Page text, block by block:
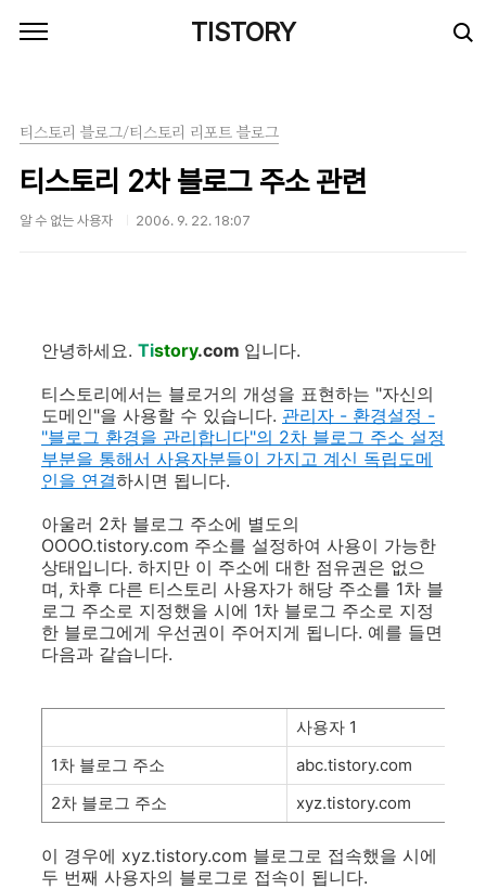
TISTORY
티스토리 블로그/티스토리 리포트 블로그
티스토리 2차 블로그 주소 관련
알 수 없는 사용자 2006. 9. 22. 18:07
안녕하세요. Tistory.com 입니다.
티스토리에서는 블로거의 개성을 표현하는 "자신의
도메인"을 사용할 수 있습니다. 관리자 - 환경설정 -
"블로그 환경을 관리합니다"의 2차 블로그 주소 설정
부분을 통해서 사용자분들이 가지고 계신 독립도메
인을 연결하시면 됩니다.
아울러 2차 블로그 주소에 별도의
OOOO.tistory.com 주소를 설정하여 사용이 가능한
상태입니다. 하지만 이 주소에 대한 점유권은 없으
며, 차후 다른 티스토리 사용자가 해당 주소를 1차 블
로그 주소로 지정했을 시에 1차 블로그 주소로 지정
한 블로그에게 우선권이 주어지게 됩니다. 예를 들면
다음과 같습니다.
사용자 1
1차 블로그 주소
abc.tistory.com
2차 블로그 주소
xyz.tistory.com
이 경우에 xyz.tistory.com 블로그로 접속했을 시에
두 번째 사용자의 블로그로 접속이 됩니다.